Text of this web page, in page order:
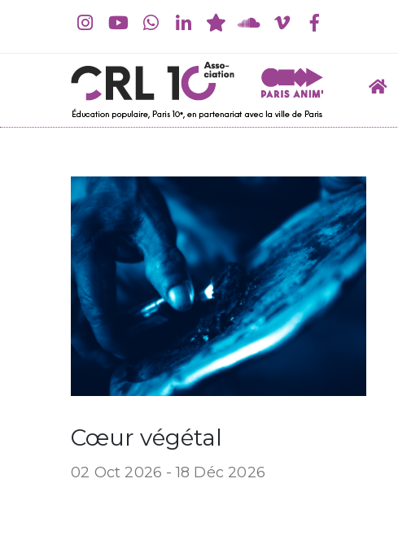
Cœur végétal
02 Oct 2026 - 18 Déc 2026